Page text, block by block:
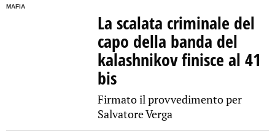
MAFIA
La scalata criminale del
capo della banda del
kalashnikov finisce al 41
bis
Firmato il provvedimento per
Salvatore Verga